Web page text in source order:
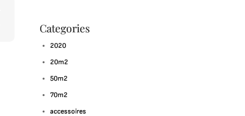
Categories
2020
20m2
50m2
70m2
accessoires